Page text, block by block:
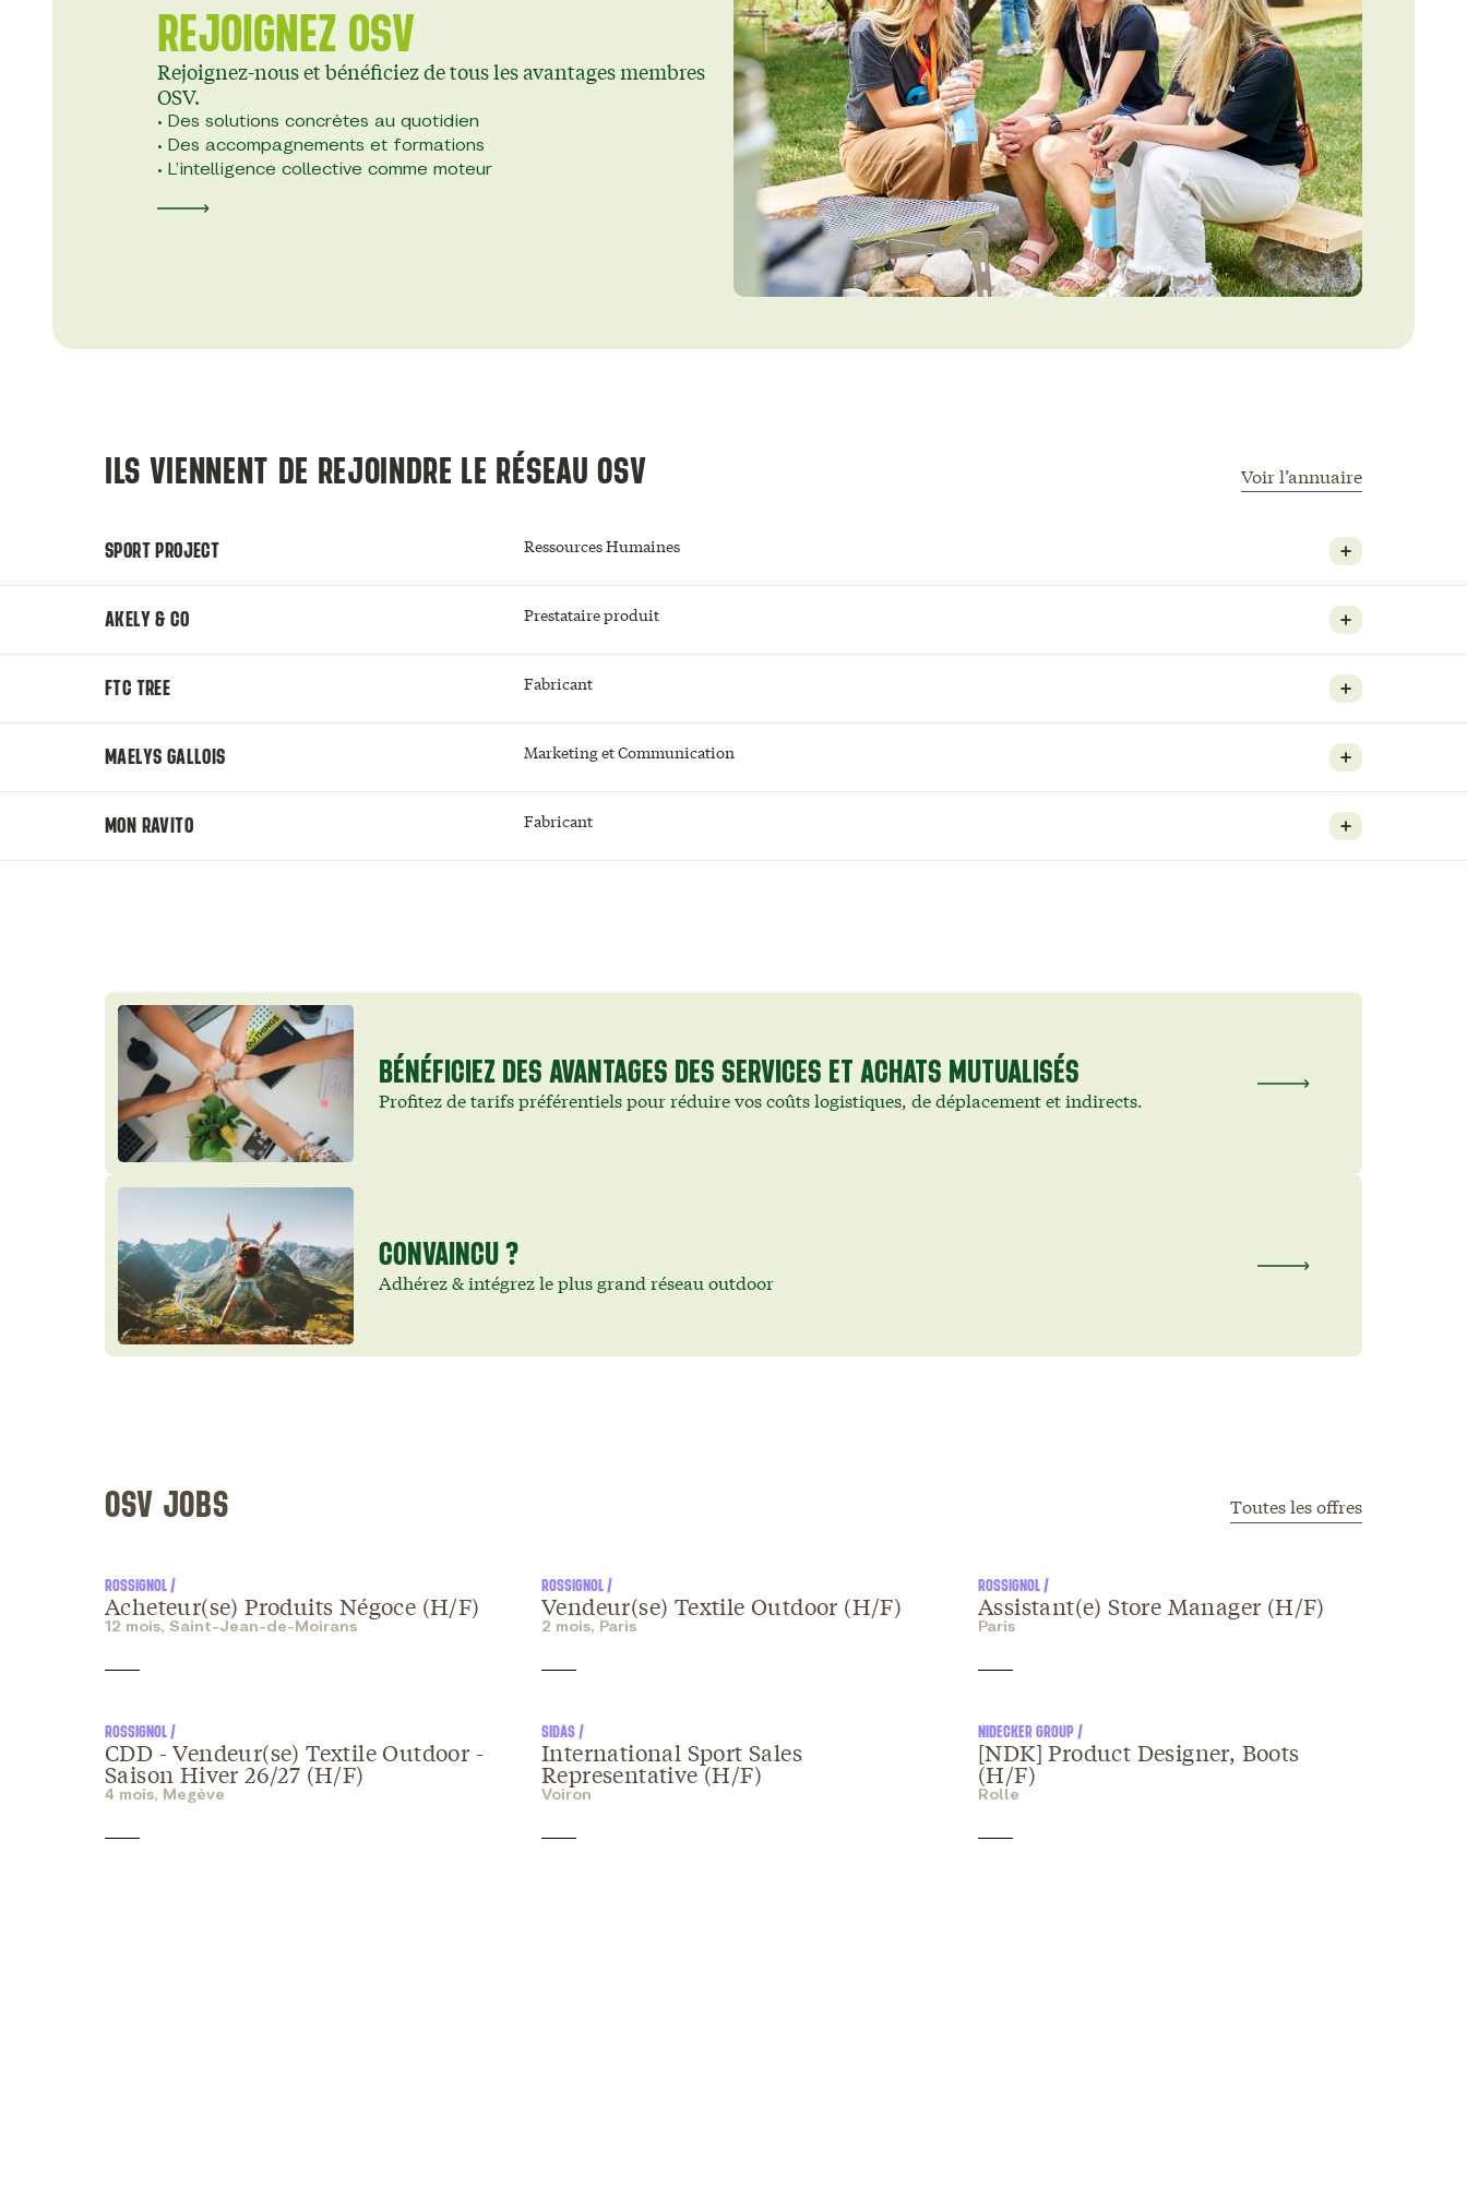
REJOIGNEZ OSV
Rejoignez-nous et bénéficiez de tous les avantages membres
OSV.
• Des solutions concrètes au quotidien
• Des accompagnements et formations
• L’intelligence collective comme moteur
ILS VIENNENT DE REJOINDRE LE RÉSEAU OSV Voir l’annuaire
SPORT PROJECT Ressources Humaines
AKELY & CO Prestataire produit
FTC TREE Fabricant
MAELYS GALLOIS Marketing et Communication
MON RAVITO Fabricant
BÉNÉFICIEZ DES AVANTAGES DES SERVICES ET ACHATS MUTUALISÉS
Profitez de tarifs préférentiels pour réduire vos coûts logistiques, de déplacement et indirects.
CONVAINCU ?
Adhérez & intégrez le plus grand réseau outdoor
OSV JOBS Toutes les offres
ROSSIGNOL /
Acheteur(se) Produits Négoce (H/F)
12 mois, Saint-Jean-de-Moirans
ROSSIGNOL /
Vendeur(se) Textile Outdoor (H/F)
2 mois, Paris
ROSSIGNOL /
Assistant(e) Store Manager (H/F)
Paris
ROSSIGNOL /
CDD - Vendeur(se) Textile Outdoor -
Saison Hiver 26/27 (H/F)
4 mois, Megève
SIDAS /
International Sport Sales
Representative (H/F)
Voiron
NIDECKER GROUP /
[NDK] Product Designer, Boots
(H/F)
Rolle